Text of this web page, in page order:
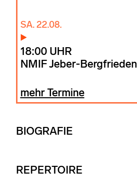
SA. 22.08.
18:00 UHR
NMIF Jeber-Bergfrieden
mehr Termine
BIOGRAFIE
REPERTOIRE